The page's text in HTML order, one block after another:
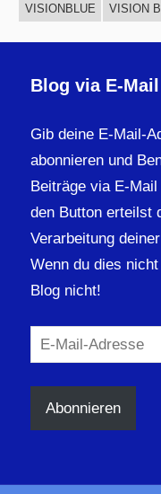
VISIONBLUE
VISION
Blog via E-
Gib deine E-Mail-
abonnieren und
Beiträge via E-
den Button erteilst
Verarbeitung
Wenn du dies
Blog nicht!
E-
Mail-
Adresse
Abonnieren